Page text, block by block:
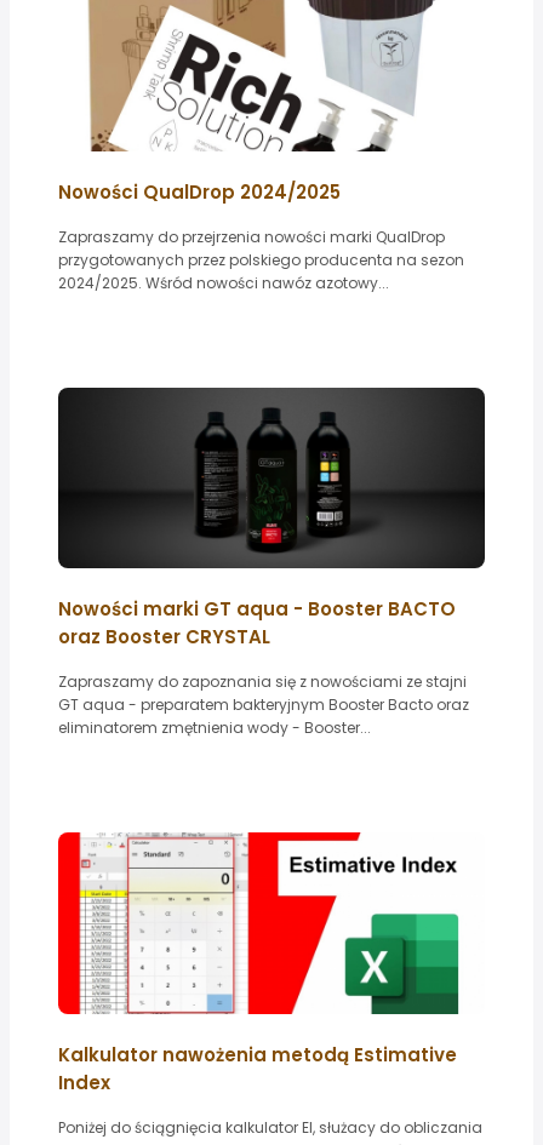
Nowości QualDrop 2024/2025
Zapraszamy do przejrzenia nowości marki QualDrop
przygotowanych przez polskiego producenta na sezon
2024/2025. Wśród nowości nawóz azotowy...
Nowości marki GT aqua - Booster BACTO
oraz Booster CRYSTAL
Zapraszamy do zapoznania się z nowościami ze stajni
GT aqua - preparatem bakteryjnym Booster Bacto oraz
eliminatorem zmętnienia wody - Booster...
Kalkulator nawożenia metodą Estimative
Index
Poniżej do ściągnięcia kalkulator EI, służacy do obliczania